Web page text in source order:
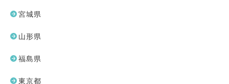
宮城県
山形県
福島県
東京都